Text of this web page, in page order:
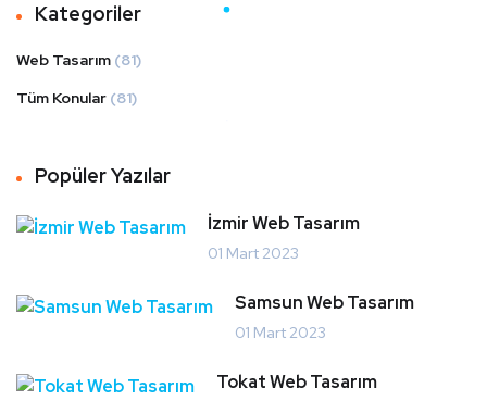
Kategoriler
Web Tasarım (81)
Tüm Konular (81)
Popüler Yazılar
İzmir Web Tasarım
01 Mart 2023
Samsun Web Tasarım
01 Mart 2023
Tokat Web Tasarım